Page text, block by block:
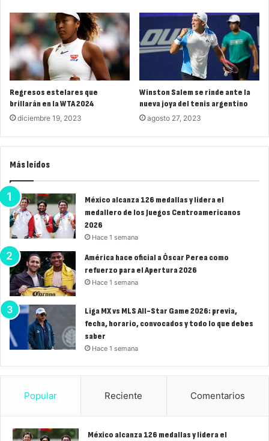
Regresos estelares que
brillarán en la WTA 2024
diciembre 19, 2023
Winston Salem se rinde ante la
nueva joya del tenis argentino
agosto 27, 2023
Más leídos
México alcanza 126 medallas y lidera el
medallero de los Juegos Centroamericanos
2026
Hace 1 semana
América hace oficial a Óscar Perea como
refuerzo para el Apertura 2026
Hace 1 semana
Liga MX vs MLS All-Star Game 2026: previa,
fecha, horario, convocados y todo lo que debes
saber
Hace 1 semana
Popular Reciente Comentarios
México alcanza 126 medallas y lidera el